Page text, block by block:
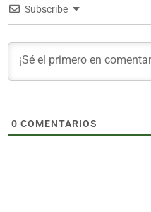
Subscribe
0 COMENTARIOS